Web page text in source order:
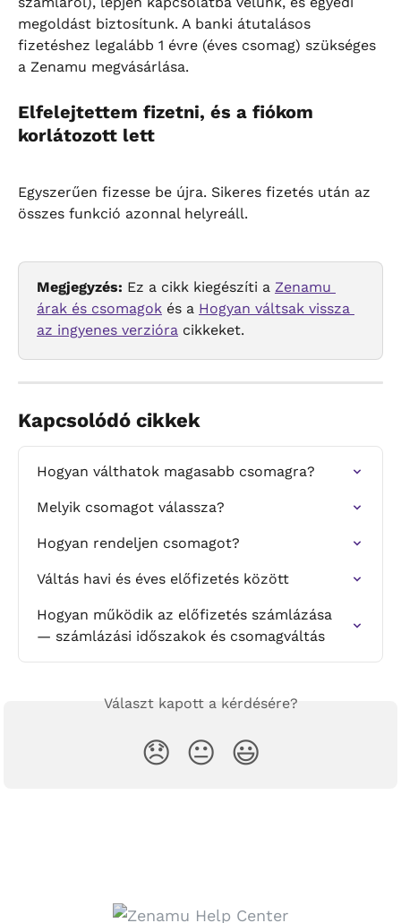
megoldást biztosítunk. A banki átutalásos
fizetéshez legalább 1 évre (éves csomag) szükséges
a Zenamu megvásárlása.
Elfelejtettem fizetni, és a fiókom
korlátozott lett
Egyszerűen fizesse be újra. Sikeres fizetés után az
összes funkció azonnal helyreáll.
Megjegyzés: Ez a cikk kiegészíti a Zenamu
árak és csomagok és a Hogyan váltsak vissza
az ingyenes verzióra cikkeket.
Kapcsolódó cikkek
Hogyan válthatok magasabb csomagra?
Melyik csomagot válassza?
Hogyan rendeljen csomagot?
Váltás havi és éves előfizetés között
Hogyan működik az előfizetés számlázása
— számlázási időszakok és csomagváltás
Választ kapott a kérdésére?
😞 😐 😃